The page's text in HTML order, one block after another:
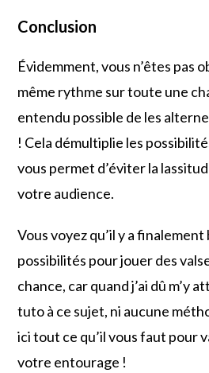
Conclusion
Évidemment, vous n’êtes pas
même rythme sur toute une
entendu possible de les
! Cela démultiplie les
vous permet d’éviter la
votre audience.
Vous voyez qu’il y a
possibilités pour jouer des
chance, car quand j’ai dû m’y
tuto à ce sujet, ni aucune
ici tout ce qu’il vous faut pour
votre entourage !